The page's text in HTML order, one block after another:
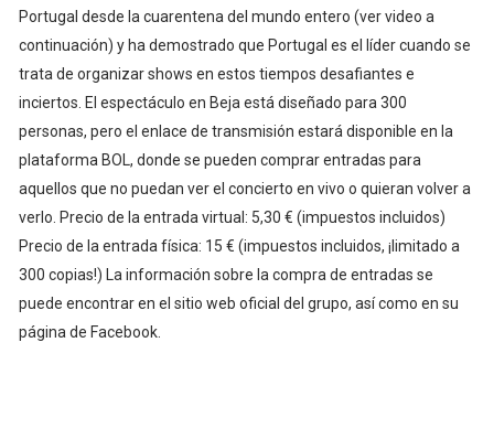
Portugal desde la cuarentena del mundo entero (ver video a
continuación) y ha demostrado que Portugal es el líder cuando se
trata de organizar shows en estos tiempos desafiantes e
inciertos. El espectáculo en Beja está diseñado para 300
personas, pero el enlace de transmisión estará disponible en la
plataforma BOL, donde se pueden comprar entradas para
aquellos que no puedan ver el concierto en vivo o quieran volver a
verlo. Precio de la entrada virtual: 5,30 € (impuestos incluidos)
Precio de la entrada física: 15 € (impuestos incluidos, ¡limitado a
300 copias!) La información sobre la compra de entradas se
puede encontrar en el sitio web oficial del grupo, así como en su
página de Facebook.